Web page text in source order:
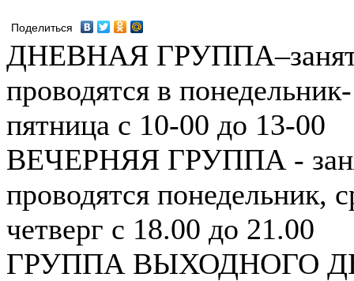
Поделиться
ДНЕВНАЯ ГРУППА–
проводятся в понедельник-
пятница с 10-00 до 13-00
ВЕЧЕРНЯЯ ГРУППА -
проводятся понедельник,
четверг с 18.00 до 21.00
ГРУППА ВЫХОДНОГО